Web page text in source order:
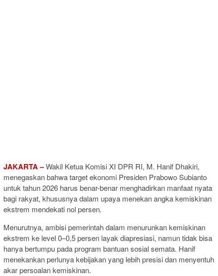
JAKARTA –Wakil Ketua Komisi XI DPR RI, M. Hanif Dhakiri,
menegaskan bahwa target ekonomi Presiden Prabowo Subianto
untuk tahun 2026 harus benar-benar menghadirkan manfaat nyata
bagi rakyat, khususnya dalam upaya menekan angka kemiskinan
ekstrem mendekati nol persen.
Menurutnya, ambisi pemerintah dalam menurunkan kemiskinan
ekstrem ke level 0–0,5 persen layak diapresiasi, namun tidak bisa
hanya bertumpu pada program bantuan sosial semata. Hanif
menekankan perlunya kebijakan yang lebih presisi dan menyentuh
akar persoalan kemiskinan.